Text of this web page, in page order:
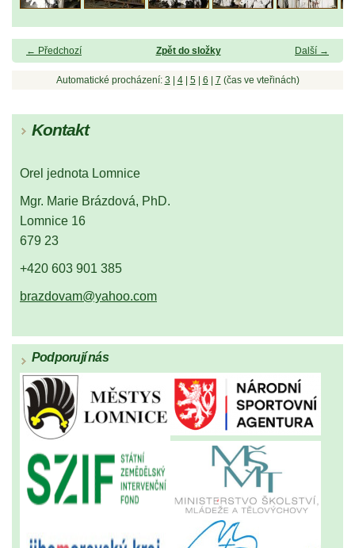
← Předchozí Další →
Zpět do složky
Automatické procházení: 3 | 4| 5| 6 | 7 (čas ve vteřinách)
Kontakt
Orel jednota Lomnice
Mgr. Marie Brázdová, PhD.
Lomnice 16
679 23
+420 603 901 385
brazdovam@yahoo.com
Podporují nás